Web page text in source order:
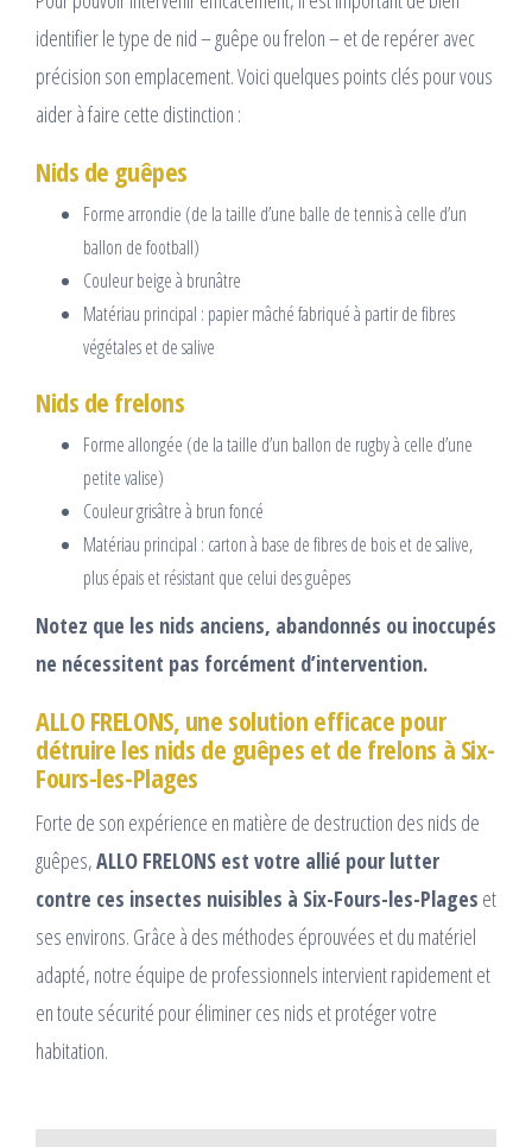
identifier le type de nid – guêpe ou frelon – et de repérer avec
précision son emplacement. Voici quelques points clés pour vous
aider à faire cette distinction :
Nids de guêpes
Forme arrondie (de la taille d’une balle de tennis à celle d’un
ballon de football)
Couleur beige à brunâtre
Matériau principal : papier mâché fabriqué à partir de fibres
végétales et de salive
Nids de frelons
Forme allongée (de la taille d’un ballon de rugby à celle d’une
petite valise)
Couleur grisâtre à brun foncé
Matériau principal : carton à base de fibres de bois et de salive,
plus épais et résistant que celui des guêpes
Notez que les nids anciens, abandonnés ou inoccupés
ne nécessitent pas forcément d’intervention.
ALLO FRELONS, une solution efficace pour
détruire les nids de guêpes et de frelons à Six-
Fours-les-Plages
Forte de son expérience en matière de destruction des nids de
guêpes,ALLO FRELONS est votre allié pour lutter
contre ces insectes nuisibles à Six-Fours-les-Plages et
ses environs. Grâce à des méthodes éprouvées et du matériel
adapté, notre équipe de professionnels intervient rapidement et
en toute sécurité pour éliminer ces nids et protéger votre
habitation.